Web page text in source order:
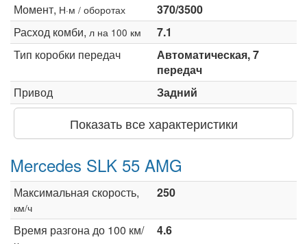
Момент, Н·м / оборотах
370/3500
Расход комби, л на 100 км
7.1
Тип коробки передач
Автоматическая, 7
передач
Привод
Задний
Показать все характеристики
Mercedes SLK 55 AMG
Максимальная скорость,
км/ч
250
Время разгона до 100 км/
4.6